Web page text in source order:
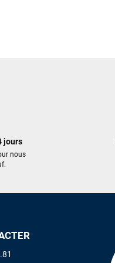
jours
nous